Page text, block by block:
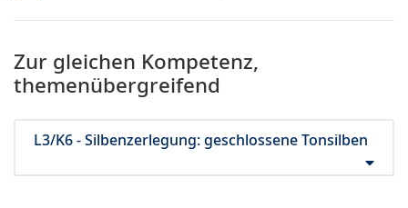
Zur gleichen Kompetenz,
themenübergreifend
L3/K6 - Silbenzerlegung: geschlossene Tonsilben